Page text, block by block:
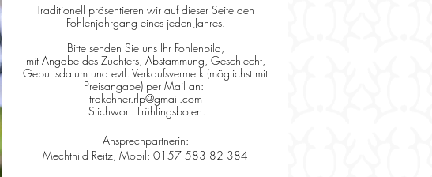
Traditionell präsentieren wir auf dieser Seite den
Fohlenjahrgang eines jeden Jahres.
Bitte senden Sie uns Ihr Fohlenbild,
mit Angabe des Züchters, Abstammung, Geschlecht,
Geburtsdatum und evtl. Verkaufsvermerk (möglichst mit
Preisangabe) per Mail an:
trakehner.rlp@gmail.com
Stichwort: Frühlingsboten.
​Ansprechpartnerin:
Mechthild Reitz, Mobil: 0157 583 82 384